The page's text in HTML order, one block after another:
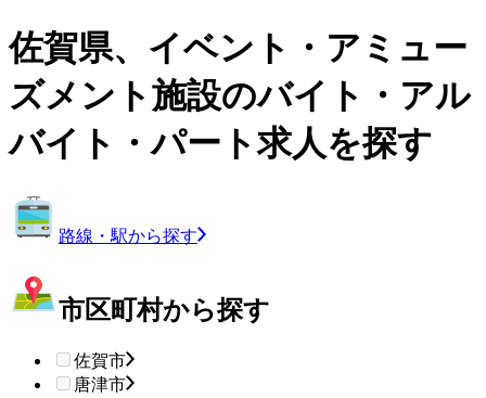
佐賀県、イベント・アミュー
ズメント施設のバイト・アル
バイト・パート求人を探す
路線・駅から探す
市区町村から探す
佐賀市
唐津市